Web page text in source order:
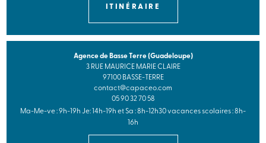
ITINÉRAIRE
Agence de Basse Terre (Guadeloupe)
3 RUE MAURICE MARIE CLAIRE
97100 BASSE-TERRE
contact@capaceo.com
05 90 32 70 58
Ma-Me-ve : 9h-19h Je: 14h-19h et Sa : 8h-12h30 vacances scolaires : 8h-
16h